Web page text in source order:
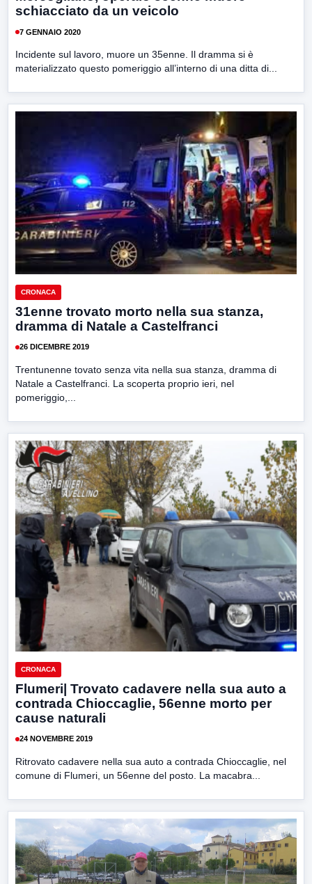
schiacciato da un veicolo
7 GENNAIO 2020
Incidente sul lavoro, muore un 35enne. Il dramma si è
materializzato questo pomeriggio all’interno di una ditta di...
CRONACA
31enne trovato morto nella sua stanza,
dramma di Natale a Castelfranci
26 DICEMBRE 2019
Trentunenne tovato senza vita nella sua stanza, dramma di
Natale a Castelfranci. La scoperta proprio ieri, nel
pomeriggio,...
CRONACA
Flumeri| Trovato cadavere nella sua auto a
contrada Chioccaglie, 56enne morto per
cause naturali
24 NOVEMBRE 2019
Ritrovato cadavere nella sua auto a contrada Chioccaglie, nel
comune di Flumeri, un 56enne del posto. La macabra...